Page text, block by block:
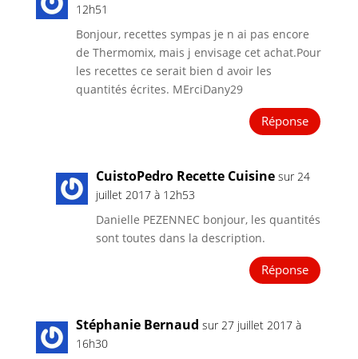
12h51
Bonjour, recettes sympas je n ai pas encore
de Thermomix, mais j envisage cet achat.Pour
les recettes ce serait bien d avoir les
quantités écrites. MErciDany29
Réponse
CuistoPedro Recette Cuisine sur 24
juillet 2017 à 12h53
Danielle PEZENNEC bonjour, les quantités
sont toutes dans la description.
Réponse
Stéphanie Bernaud sur 27 juillet 2017 à
16h30